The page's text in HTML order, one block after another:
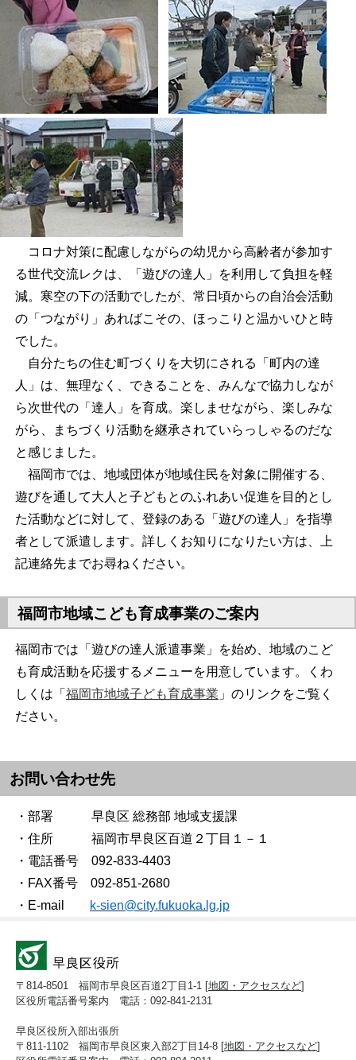
コロナ対策に配慮しながらの幼児から高齢者が参加す
る世代交流レクは、「遊びの達人」を利用して負担を軽
減。寒空の下の活動でしたが、常日頃からの自治会活動
の「つながり」あればこその、ほっこりと温かいひと時
でした。
自分たちの住む町づくりを大切にされる「町内の達
人」は、無理なく、できることを、みんなで協力しなが
ら次世代の「達人」を育成。楽しませながら、楽しみな
がら、まちづくり活動を継承されていらっしゃるのだな
と感じました。
福岡市では、地域団体が地域住民を対象に開催する、
遊びを通して大人と子どもとのふれあい促進を目的とし
た活動などに対して、登録のある「遊びの達人」を指導
者として派遣します。詳しくお知りになりたい方は、上
記連絡先までお尋ねください。
福岡市地域こども育成事業のご案内
福岡市では「遊びの達人派遣事業」を始め、地域のこど
も育成活動を応援するメニューを用意しています。くわ
しくは「 福岡市地域子ども育成事業 」のリンクをご覧く
ださい。
お問い合わせ先
・部署 早良区 総務部 地域支援課
・住所 福岡市早良区百道２丁目１－１
・電話番号 092-833-4403
・FAX番号 092-851-2680
・E-mail
k-sien@city.fukuoka.lg.jp
〒814-8501 福岡市早良区百道2丁目1-1 [地図・アクセスなど]
区役所電話番号案内 電話：092-841-2131
早良区役所入部出張所
〒811-1102 福岡市早良区東入部2丁目14-8 [地図・アクセスなど]